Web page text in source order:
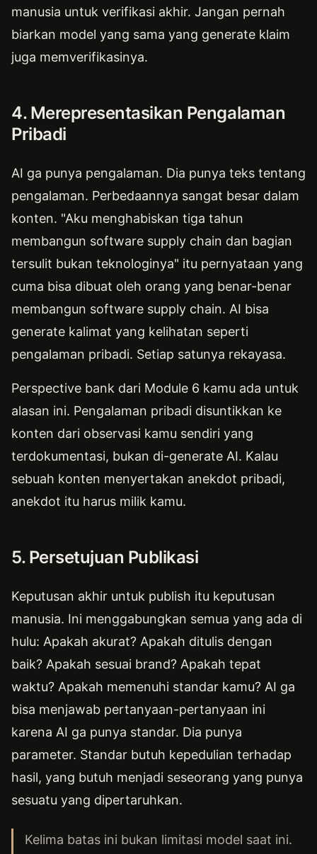
manusia untuk verifikasi akhir. Jangan pernah
biarkan model yang sama yang generate klaim
juga memverifikasinya.
4. Merepresentasikan Pengalaman
Pribadi
AI ga punya pengalaman. Dia punya teks tentang
pengalaman. Perbedaannya sangat besar dalam
konten. "Aku menghabiskan tiga tahun
membangun software supply chain dan bagian
tersulit bukan teknologinya" itu pernyataan yang
cuma bisa dibuat oleh orang yang benar-benar
membangun software supply chain. AI bisa
generate kalimat yang kelihatan seperti
pengalaman pribadi. Setiap satunya rekayasa.
Perspective bank dari Module 6 kamu ada untuk
alasan ini. Pengalaman pribadi disuntikkan ke
konten dari observasi kamu sendiri yang
terdokumentasi, bukan di-generate AI. Kalau
sebuah konten menyertakan anekdot pribadi,
anekdot itu harus milik kamu.
5. Persetujuan Publikasi
Keputusan akhir untuk publish itu keputusan
manusia. Ini menggabungkan semua yang ada di
hulu: Apakah akurat? Apakah ditulis dengan
baik? Apakah sesuai brand? Apakah tepat
waktu? Apakah memenuhi standar kamu? AI ga
bisa menjawab pertanyaan-pertanyaan ini
karena AI ga punya standar. Dia punya
parameter. Standar butuh kepedulian terhadap
hasil, yang butuh menjadi seseorang yang punya
sesuatu yang dipertaruhkan.
Kelima batas ini bukan limitasi model saat ini.